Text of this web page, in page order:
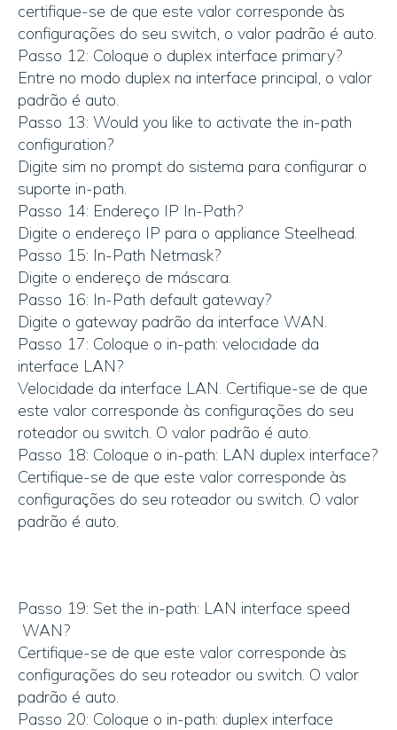
certifique-se de que este valor corresponde às
configurações do seu switch, o valor padrão é auto.
Passo 12: Coloque o duplex interface primary?
Entre no modo duplex na interface principal, o valor
padrão é auto.
Passo 13: Would you like to activate the in-path
configuration?
Digite sim no prompt do sistema para configurar o
suporte in-path.
Passo 14: Endereço IP In-Path?
Digite o endereço IP para o appliance Steelhead.
Passo 15: In-Path Netmask?
Digite o endereço de máscara.
Passo 16: In-Path default gateway?
Digite o gateway padrão da interface WAN.
Passo 17: Coloque o in-path: velocidade da
interface LAN?
Velocidade da interface LAN. Certifique-se de que
este valor corresponde às configurações do seu
roteador ou switch. O valor padrão é auto.
Passo 18: Coloque o in-path: LAN duplex interface?
Certifique-se de que este valor corresponde às
configurações do seu roteador ou switch. O valor
padrão é auto.
Passo 19: Set the in-path: LAN interface speed
WAN?
Certifique-se de que este valor corresponde às
configurações do seu roteador ou switch. O valor
padrão é auto.
Passo 20: Coloque o in-path: duplex interface